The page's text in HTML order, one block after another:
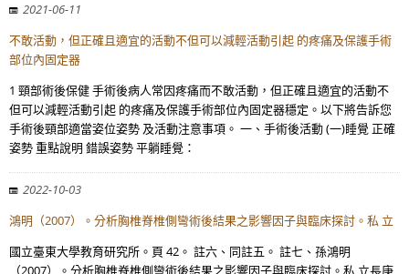
2021-06-11
不敢活動，但正確且適宜的活動不但可以減輕活動引起 的疼痛及保護手術
部位內固定器
1 頸部術後保健 手術後病人常因疼痛而不敢活動，但正確且適宜的活動不
但可以減輕活動引起 的疼痛及保護手術部位內固定器穩定。以下將告訴您
手術後頸部適當姿位姿勢 及活動注意事項。 一、手術後活動 (一)睡覺 正確
姿勢 重點說明 錯誤姿勢 平躺睡覺：
2022-10-03
鴻明（2007）。分析胸椎脊椎側彎術後結果之影響因子與臨床探討。私 立
國立臺東大學教育研究所。頁 42。 註六、同註五。 註七、孫鴻明
（2007）。分析胸椎脊椎側彎術後結果之影響因子與臨床探討。私 立長庚